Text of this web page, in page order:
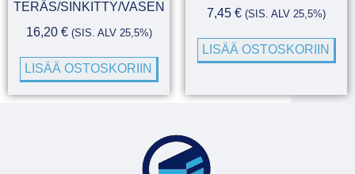
TERÄS/SINKITTY/VASEN
16,20 € (SIS. ALV 25,5%)
LISÄÄ OSTOSKORIIN
7,45 € (SIS. ALV 25,5%)
LISÄÄ OSTOSKORIIN